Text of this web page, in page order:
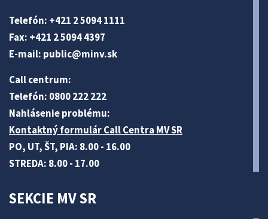
Telefón: +421 2 5094 1111
Fax: +421 2 5094 4397
E-mail: public@minv.sk
Call centrum:
Telefón: 0800 222 222
Nahlásenie problému:
Kontaktný formulár Call Centra MV SR
PO, UT, ŠT, PIA: 8.00 - 16.00
STREDA: 8.00 - 17.00
SEKCIE MV SR